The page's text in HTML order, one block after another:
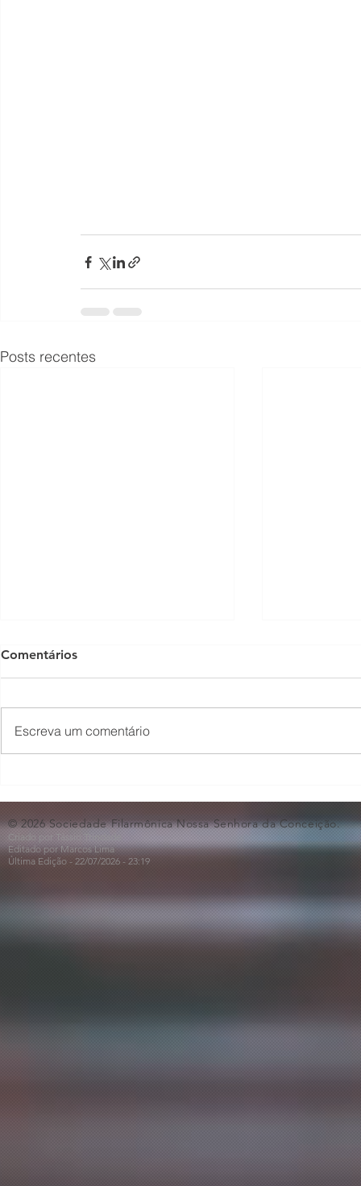
Posts recentes
🎵🎶
ao Dia dos
Comentários
Escreva um comentário
© 2026 Sociedade Filarmônica Nossa Senhora da Conceição.
Criado por Tássio Trindade
Editado por Marcos Lima
Última Edição - 22/07/2026 - 23:19